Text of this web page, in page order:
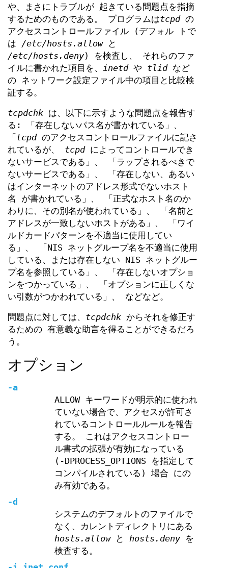
や、まさにトラブルが 起きている問題点を指摘
するためのものである。 プログラムはtcpdの
アクセスコントロールファイル (デフォル トで
は /etc/hosts.allowと
/etc/hosts.deny) を検査し、 それらのファ
イルに書かれた項目を、 inetdや tlidなど
の ネットワーク設定ファイル中の項目と比較検
証する。
tcpdchk は、以下に示すような問題点を報告す
る: 「存在しないパス名が書かれている」、
「 tcpdのアクセスコントロールファイルに記さ
れているが、 tcpdによってコントロールでき
ないサービスである」、 「ラップされるべきで
ないサービスである」、 「存在しない、あるい
はインターネットのアドレス形式でないホスト
名 が書かれている」、 「正式なホスト名のか
わりに、その別名が使われている」、 「名前と
アドレスが一致しないホストがある」、 「ワイ
ルドカードパターンを不適当に使用してい
る」、 「NIS ネットグループ名を不適当に使用
している、または存在しない NIS ネットグルー
プ名を参照している」、 「存在しないオプショ
ンをつかっている」、 「オプションに正しくな
い引数がつかわれている」、 などなど。
問題点に対しては、 tcpdchk からそれを修正す
るための 有意義な助言を得ることができるだろ
う。
オプション
-a
ALLOW キーワードが明示的に使われ
ていない場合で、アクセスが許可さ
れているコントロールルールを報告
する。 これはアクセスコントロー
ル書式の拡張が有効になっている
(-DPROCESS_OPTIONS を指定して
コンパイルされている) 場合 にの
み有効である。
-d
システムのデフォルトのファイルで
なく、カレントディレクトリにある
hosts.allowと hosts.denyを
検査する。